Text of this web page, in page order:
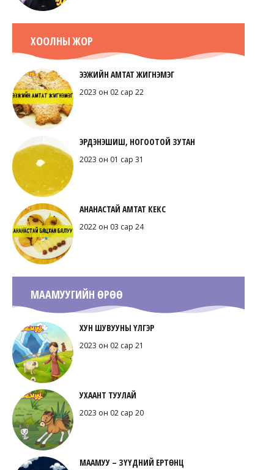
ХООЛНЫ ЖОР
ЭЭЖИЙН АМТАТ ЖИГНЭМЭГ
2023 он 02 сар 22
ЭРДЭНЭШИШ, НОГООТОЙ ЗУТАН
2023 он 01 сар 31
АНАНАСТАЙ АМТАТ КЕКС
2022 он 03 сар 24
МААМУУГИЙН ӨРӨӨ
ХУН ШУВУУНЫ ҮЛГЭР
2023 он 02 сар 21
УХААНТ ТУУЛАЙ
2023 он 02 сар 20
МААМУУ – ЗҮҮДНИЙ ЕРТӨНЦ